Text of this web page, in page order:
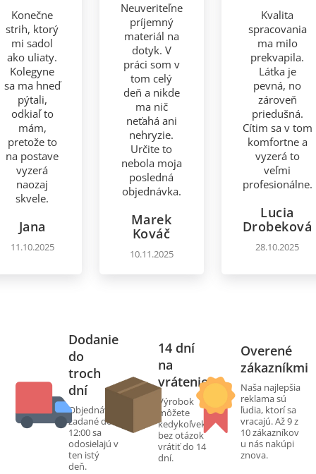
Konečne
strih, ktorý
mi sadol
ako uliaty.
Kolegyne
sa ma hneď
pýtali,
odkiaľ to
mám,
pretože to
na postave
vyzerá
naozaj
skvele.
Jana
11.10.2025
Neuveriteľne
príjemný
materiál na
dotyk. V
práci som v
tom celý
deň a nikde
ma nič
neťahá ani
nehryzie.
Určite to
nebola moja
posledná
objednávka.
Marek
Kováč
10.11.2025
Kvalita
spracovania
ma milo
prekvapila.
Látka je
pevná, no
zároveň
priedušná.
Cítim sa v tom
komfortne a
vyzerá to
veľmi
profesionálne.
Lucia
Drobeková
28.10.2025
Dodanie
do
troch
dní
Objednávky
zadané do
12:00 sa
odosielajú v
ten istý
deň.
14 dní
na
vrátenie
Výrobok
môžete
kedykoľvek
bez otázok
vrátiť do 14
dní.
Overené
zákazníkmi
Naša najlepšia
reklama sú
ľudia, ktorí sa
vracajú. Až 9 z
10 zákazníkov
u nás nakúpi
znova.